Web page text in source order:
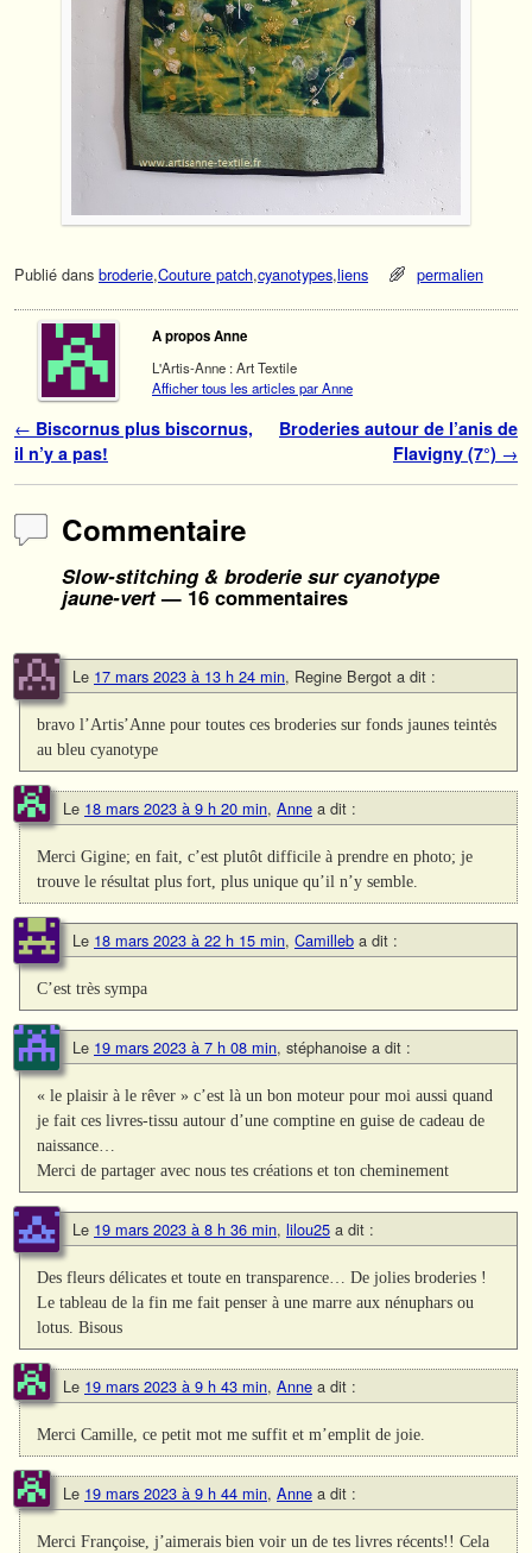
Publié dans broderie,Couture patch,cyanotypes,liens permalien
A propos Anne
L'Artis-Anne : Art Textile
Afficher tous les articles par Anne
Navigation des articles
← Biscornus plus biscornus,
il n’y a pas!
Broderies autour de l’anis de
Flavigny (7°) →
Commentaire
Slow-stitching & broderie sur cyanotype
jaune-vert— 16 commentaires
Le 17 mars 2023 à 13 h 24 min, Regine Bergot a dit :
bravo l’Artis’Anne pour toutes ces broderies sur fonds jaunes teintės
au bleu cyanotype
Le 18 mars 2023 à 9 h 20 min, Anne a dit :
Merci Gigine; en fait, c’est plutôt difficile à prendre en photo; je
trouve le résultat plus fort, plus unique qu’il n’y semble.
Le 18 mars 2023 à 22 h 15 min, Camilleb a dit :
C’est très sympa
Le 19 mars 2023 à 7 h 08 min, stéphanoise a dit :
« le plaisir à le rêver » c’est là un bon moteur pour moi aussi quand
je fait ces livres-tissu autour d’une comptine en guise de cadeau de
naissance…
Merci de partager avec nous tes créations et ton cheminement
Le 19 mars 2023 à 8 h 36 min, lilou25 a dit :
Des fleurs délicates et toute en transparence… De jolies broderies !
Le tableau de la fin me fait penser à une marre aux nénuphars ou
lotus. Bisous
Le 19 mars 2023 à 9 h 43 min, Anne a dit :
Merci Camille, ce petit mot me suffit et m’emplit de joie.
Le 19 mars 2023 à 9 h 44 min, Anne a dit :
Merci Françoise, j’aimerais bien voir un de tes livres récents!! Cela